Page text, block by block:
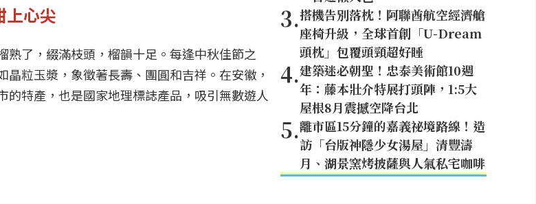
上心尖
了，綴滿枝頭，榴韻十足。每逢中秋佳節之
粒玉漿，象徵著長壽、團圓和吉祥。在安徽，
特產，也是國家地理標誌產品，吸引無數遊人
3.搭機告別落枕！阿聯酋航空經濟艙
座椅升級，全球首創「U-Dream
頭枕」包覆頭頸超好睡
4.建築迷必朝聖！忠泰美術館10週
年：藤本壯介特展打頭陣，1:5大
屋根8月震撼空降台北
5.離市區15分鐘的嘉義祕境路線！造
訪「台版神隱少女湯屋」清豐濤
月、湖景窯烤披薩與人氣私宅咖啡